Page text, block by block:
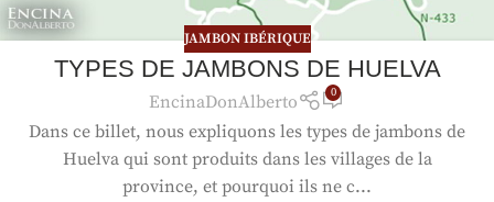
JAMBON IBÉRIQUE
TYPES DE JAMBONS DE HUELVA
EncinaDonAlberto 0
Dans ce billet, nous expliquons les types de jambons de
Huelva qui sont produits dans les villages de la
province, et pourquoi ils ne c...